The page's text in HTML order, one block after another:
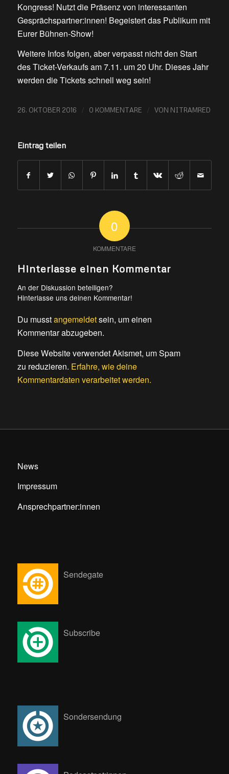
Kongress! Nutzt die Präsenz von interessanten
Gesprächspartner:innen! Begeistert das Publikum mit
Eurer Bühnen-Show!
Weitere Infos folgen, aber verpasst nicht den Start
des Ticket-Verkaufs am 7.11. um 20 Uhr. Dieses Jahr
werden die Tickets schnell weg sein!
26. OKTOBER 2016 / 0 KOMMENTARE / VON NITRAMRED
Eintrag teilen
0
KOMMENTARE
Hinterlasse einen Kommentar
An der Diskussion beteiligen?
Hinterlasse uns deinen Kommentar!
Du musstangemeldetsein, um einen
Kommentar abzugeben.
Diese Website verwendet Akismet, um Spam
zu reduzieren. Erfahre, wie deine
Kommentardaten verarbeitet werden.
News
Impressum
Ansprechpartner:innen
Sendegate
Subscribe
Sondersendung